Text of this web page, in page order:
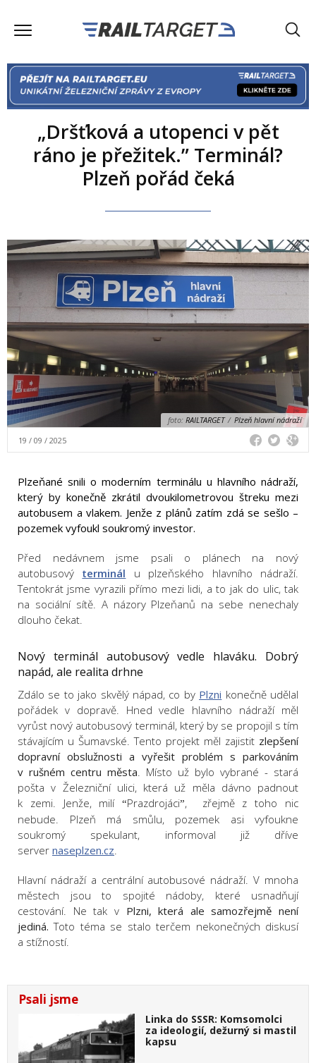
„Dršťková a utopenci v pět
ráno je přežitek.” Terminál?
Plzeň pořád čeká
foto: RAILTARGET / Plzeň hlavní nádraží
19 / 09 / 2025
Plzeňané snili o moderním terminálu u hlavního nádraží,
který by konečně zkrátil dvoukilometrovou štreku mezi
autobusem a vlakem. Jenže z plánů zatím zdá se sešlo –
pozemek vyfoukl soukromý investor.
Před nedávnem jsme psali o plánech na nový
autobusový terminál u plzeňského hlavního nádraží.
Tentokrát jsme vyrazili přímo mezi lidi, a to jak do ulic, tak
na sociální sítě. A názory Plzeňanů na sebe nenechaly
dlouho čekat.
Nový terminál autobusový vedle hlaváku. Dobrý
napád, ale realita drhne
Zdálo se to jako skvělý nápad, co by Plzni konečně udělal
pořádek v dopravě. Hned vedle hlavního nádraží měl
vyrůst nový autobusový terminál, který by se propojil s tím
stávajícím u Šumavské. Tento projekt měl zajistit zlepšení
dopravní obslužnosti a vyřešit problém s parkováním
v rušném centru města. Místo už bylo vybrané - stará
pošta v Železniční ulici, která už měla dávno padnout
k zemi. Jenže, milí“Prazdrojáci”, zřejmě z toho nic
nebude. Plzeň má smůlu, pozemek asi vyfoukne
soukromý spekulant, informoval již dříve
server naseplzen.cz.
Hlavní nádraží a centrální autobusové nádraží. V mnoha
městech jsou to spojité nádoby, které usnadňují
cestování. Ne tak v Plzni,která ale samozřejmě není
jediná. Toto téma se stalo terčem nekonečných diskusí
a stížností.
Psali jsme
Linka do SSSR: Komsomolci
za ideologií, dežurný si mastil
kapsu